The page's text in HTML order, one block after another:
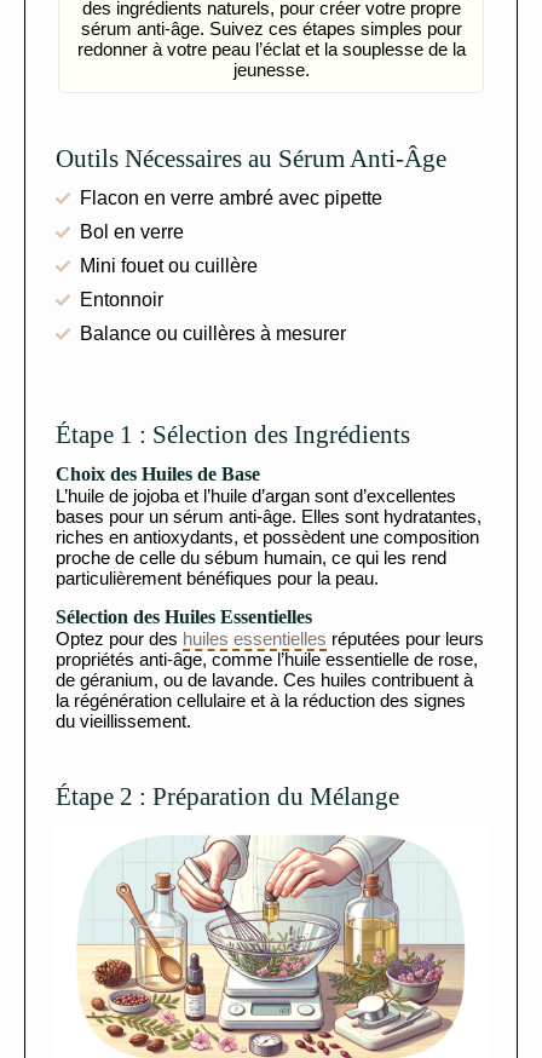
des ingrédients naturels, pour créer votre propre
sérum anti-âge. Suivez ces étapes simples pour
redonner à votre peau l’éclat et la souplesse de la
jeunesse.
Outils Nécessaires au Sérum Anti-Âge
Flacon en verre ambré avec pipette
Bol en verre
Mini fouet ou cuillère
Entonnoir
Balance ou cuillères à mesurer
Étape 1 : Sélection des Ingrédients
Choix des Huiles de Base
L’huile de jojoba et l’huile d’argan sont d’excellentes
bases pour un sérum anti-âge. Elles sont hydratantes,
riches en antioxydants, et possèdent une composition
proche de celle du sébum humain, ce qui les rend
particulièrement bénéfiques pour la peau.
Sélection des Huiles Essentielles
Optez pour des huiles essentielles réputées pour leurs
propriétés anti-âge, comme l’huile essentielle de rose,
de géranium, ou de lavande. Ces huiles contribuent à
la régénération cellulaire et à la réduction des signes
du vieillissement.
Étape 2 : Préparation du Mélange